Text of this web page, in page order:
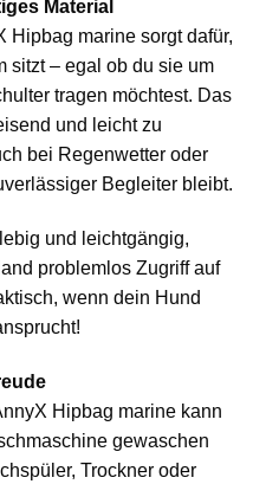
Material
Hipbag marine sorgt dafür,
sitzt – egal ob du sie um
tragen möchtest. Das
und leicht zu
bei Regenwetter oder
Begleiter bleibt.
und leichtgängig,
problemlos Zugriff auf
wenn dein Hund
Hipbag marine kann
gewaschen
Trockner oder